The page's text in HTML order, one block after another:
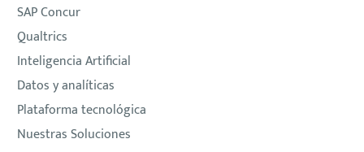
SAP Concur
Qualtrics
Inteligencia Artificial
Datos y analíticas
Plataforma tecnológica
Nuestras Soluciones